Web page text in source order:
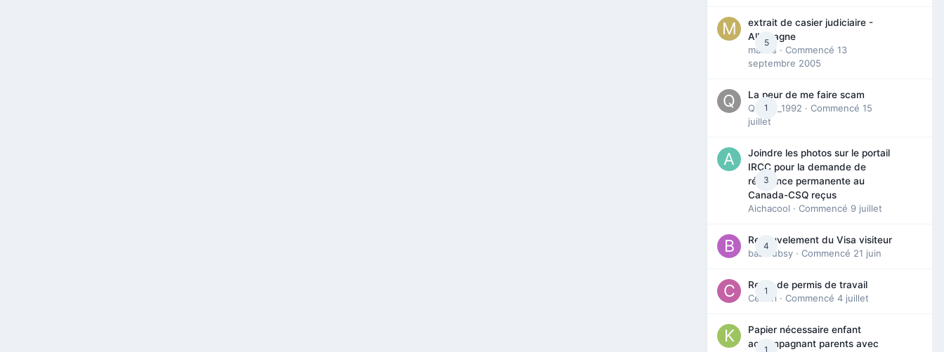
5
extrait de casier judiciaire -
Allemagne
maries · Commencé 13
septembre 2005
1
La peur de me faire scam
Queen_1992 · Commencé 15
juillet
3
Joindre les photos sur le portail
IRCC pour la demande de
résidence permanente au
Canada-CSQ reçus
Aichacool · Commencé 9 juillet
4
Renouvelement du Visa visiteur
babibubsy · Commencé 21 juin
1
Refus de permis de travail
Cedbri · Commencé 4 juillet
1
Papier nécessaire enfant
accompagnant parents avec